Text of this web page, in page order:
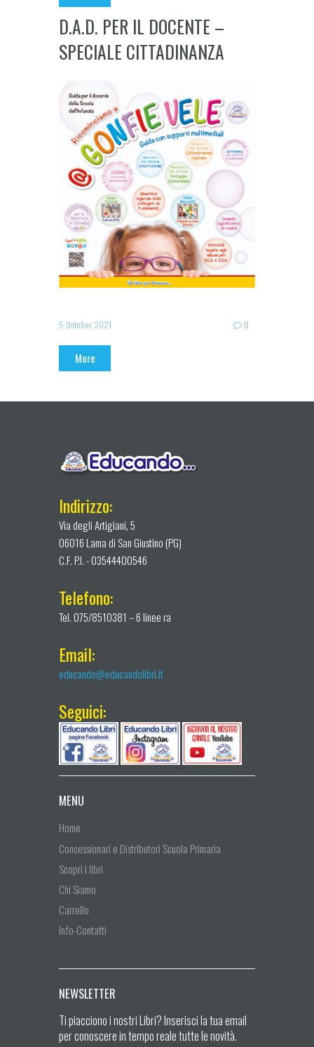
D.A.D. PER IL DOCENTE –
SPECIALE CITTADINANZA
5 October 2021 0
More
Indirizzo:
Via degli Artigiani, 5
06016 Lama di San Giustino (PG)
C.F. P.I. - 03544400546
Telefono:
Tel. 075/8510381 – 6 linee ra
Email:
educando@educandolibri.it
Seguici:
MENU
Home
Concessionari e Distributori Scuola Primaria
Scopri i libri
Chi Siamo
Carrello
Info-Contatti
NEWSLETTER
Ti piacciono i nostri Libri? Inserisci la tua email
per conoscere in tempo reale tutte le novità.